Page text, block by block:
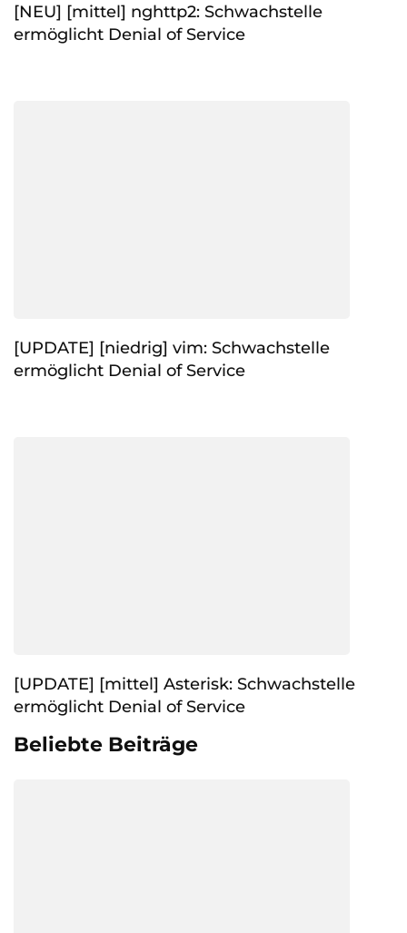
[NEU] [mittel] nghttp2: Schwachstelle
ermöglicht Denial of Service
[UPDATE] [niedrig] vim: Schwachstelle
ermöglicht Denial of Service
[UPDATE] [mittel] Asterisk: Schwachstelle
ermöglicht Denial of Service
Beliebte Beiträge